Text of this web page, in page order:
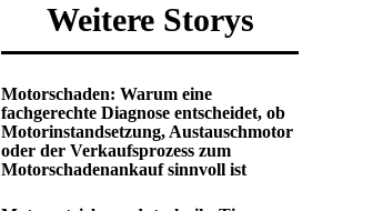
Weitere Storys
Motorschaden: Warum eine
fachgerechte Diagnose entscheidet, ob
Motorinstandsetzung, Austauschmotor
oder der Verkaufsprozess zum
Motorschadenankauf sinnvoll ist